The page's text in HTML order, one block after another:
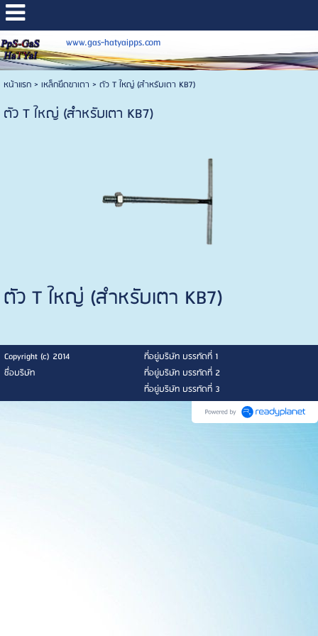
www.gas-hatyaipps.com
หน้าแรก> เหล็กยึดขาเตา > ตัว T ใหญ่ (สำหรับเตา KB7)
ตัว T ใหญ่ (สำหรับเตา KB7)
ตัว T ใหญ่ (สำหรับเตา KB7)
Copyright (c) 2014
ที่อยู่บริษัท บรรทัดที่ 1
ชื่อบริษัท
ที่อยู่บริษัท บรรทัดที่ 2
ที่อยู่บริษัท บรรทัดที่ 3